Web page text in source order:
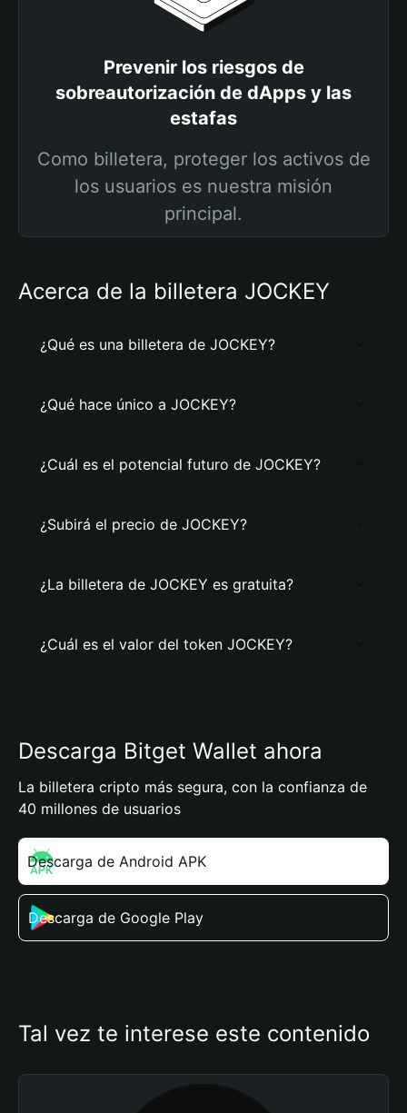
Prevenir los riesgos de
sobreautorización de dApps y las
estafas
Como billetera, proteger los activos de
los usuarios es nuestra misión
principal.
Acerca de la billetera JOCKEY
¿Qué es una billetera de JOCKEY?
¿Qué hace único a JOCKEY?
¿Cuál es el potencial futuro de JOCKEY?
¿Subirá el precio de JOCKEY?
¿La billetera de JOCKEY es gratuita?
¿Cuál es el valor del token JOCKEY?
Descarga Bitget Wallet ahora
La billetera cripto más segura, con la confianza de
40 millones de usuarios
Descarga de Android APK
Descarga de Google Play
Tal vez te interese este contenido